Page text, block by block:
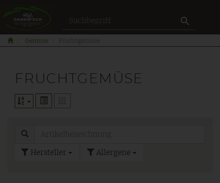
Gemüse
FRUCHTGEMÜSE
Hersteller Allergene